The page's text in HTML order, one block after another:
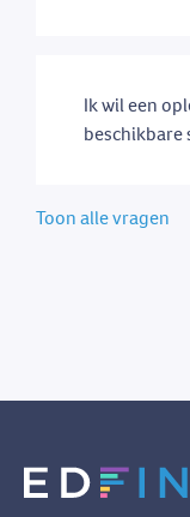
Ik wil een
beschikbare
Toon alle vragen